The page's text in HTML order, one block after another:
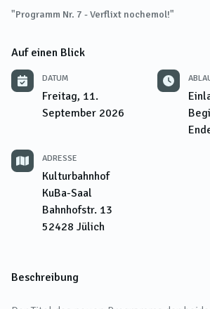
"Programm Nr. 7 - Verflixt nochemol!"
Auf einen Blick
DATUM
Freitag, 11.
September 2026
ADRESSE
Kulturbahnhof
KuBa-Saal
Bahnhofstr. 13
52428 Jülich
Beschreibung